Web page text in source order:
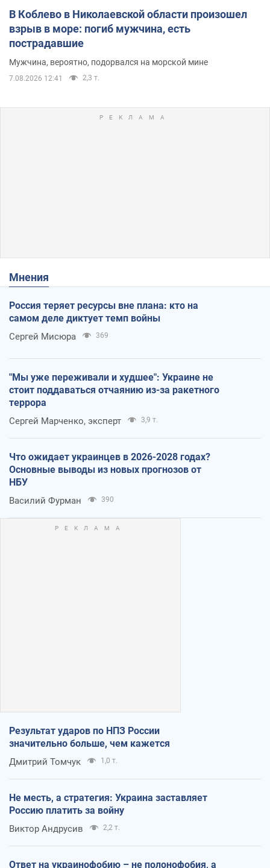
В Коблево в Николаевской области произошел
взрыв в море: погиб мужчина, есть
пострадавшие
Мужчина, вероятно, подорвался на морской мине
7.08.2026 12:41 2,3 т.
Мнения
Россия теряет ресурсы вне плана: кто на
самом деле диктует темп войны
Сергей Мисюра 369
"Мы уже переживали и худшее": Украине не
стоит поддаваться отчаянию из-за ракетного
террора
Сергей Марченко, эксперт 3,9 т.
Что ожидает украинцев в 2026-2028 годах?
Основные выводы из новых прогнозов от
НБУ
Василий Фурман 390
Результат ударов по НПЗ России
значительно больше, чем кажется
Дмитрий Томчук 1,0 т.
Не месть, а стратегия: Украина заставляет
Россию платить за войну
Виктор Андрусив 2,2 т.
Ответ на украинофобию – не полонофобия, а